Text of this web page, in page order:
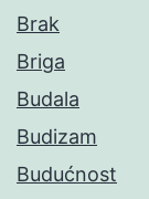
Brak
Briga
Budala
Budizam
Budućnost